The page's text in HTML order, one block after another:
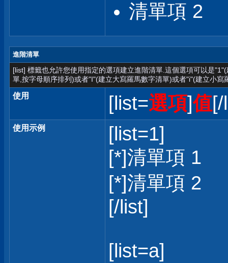
清單項 2
進階清單
[list] 標籤也允許您使用指定的選項建立進階清單.這個選項可以是
單,按字母順序排列)或者"I"(建立大寫羅馬數字清單)或者"i"(建立小寫
使用 [list=選項]值
使用示例
[list=1]
[*]清單項 1
[*]清單項 2
[/list]
[list=a]